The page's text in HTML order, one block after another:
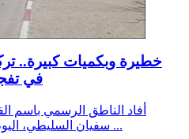
خطيرة وبكميات كبيرة..
في
أفاد الناطق الرسمي باسم
سفيان السليطي، اليوم السبت 7 مارس 2020، بأنّه لم ...